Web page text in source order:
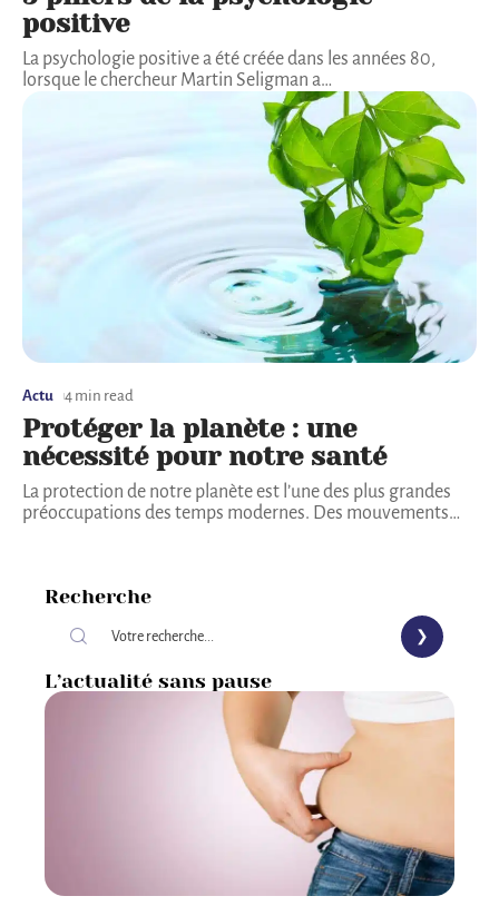
positive
La psychologie positive a été créée dans les années 80,
lorsque le chercheur Martin Seligman a…
Actu 4 min read
Protéger la planète : une
nécessité pour notre santé
La protection de notre planète est l’une des plus grandes
préoccupations des temps modernes. Des mouvements…
Recherche
L’actualité sans pause